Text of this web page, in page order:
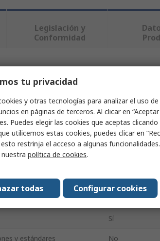
Legislación y
Conformidad
uno o varios atributos.
Valor
RS PRO
Lupa
1.75x
lente 30mm
Sí
y estándares No
tu privacidad
y otras tecnologías para analizar el uso
en páginas de terceros. Al clicar en
Puedes elegir las cookies que aceptas clicando
utilicemos estas cookies, puedes clicar en
restrinja el acceso a algunas
política de cookies.
Configurar cookies
todas